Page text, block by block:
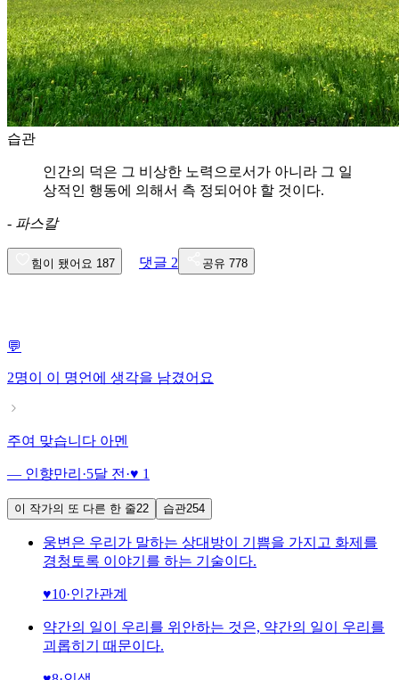
습관
인간의 덕은 그 비상한 노력으로서가 아니라 그 일
상적인 행동에 의해서 측 정되어야 할 것이다.
- 파스칼
힘이 됐어요 187 댓글 2 공유 778
💬
2명이 이 명언에 생각을 남겼어요
주여 맞습니다 아멘
— 인향만리 ·5달 전·♥ 1
이 작가의 또 다른 한 줄22 습관254
웅변은 우리가 말하는 상대방이 기쁨을 가지고 화제를
경청토록 이야기를 하는 기술이다.
♥10·인간관계
약간의 일이 우리를 위안하는 것은, 약간의 일이 우리를
괴롭히기 때문이다.